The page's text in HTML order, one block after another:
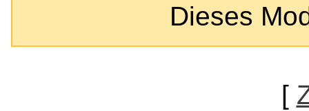
Dieses
[